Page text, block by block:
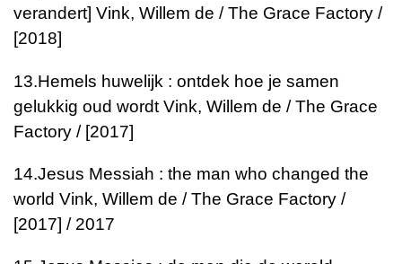
verandert] Vink, Willem de / The Grace Factory /
[2018]
13.Hemels huwelijk : ontdek hoe je samen
gelukkig oud wordt Vink, Willem de / The Grace
Factory / [2017]
14.Jesus Messiah : the man who changed the
world Vink, Willem de / The Grace Factory /
[2017] / 2017